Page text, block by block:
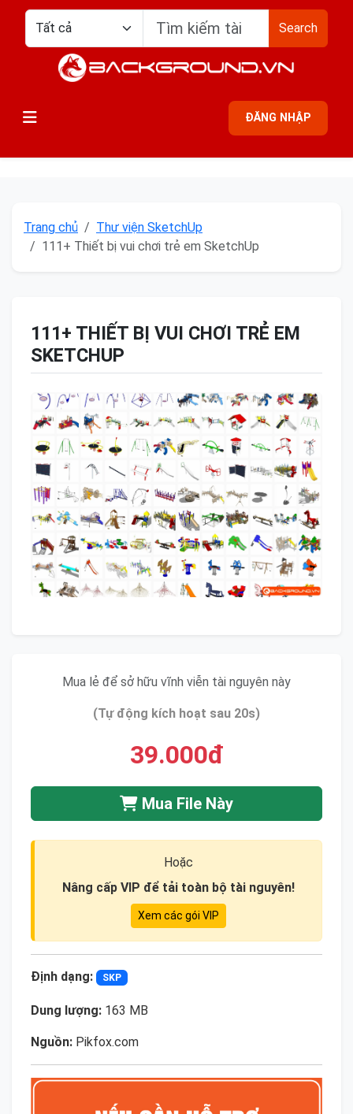
Search
ĐĂNG NHẬP
Trang chủ
Thư viện SketchUp
111+ Thiết bị vui chơi trẻ em SketchUp
111+ THIẾT BỊ VUI CHƠI TRẺ EM
SKETCHUP
Mua lẻ để sở hữu vĩnh viễn tài nguyên này
(Tự động kích hoạt sau 20s)
39.000đ
Mua File Này
Hoặc
Nâng cấp VIP để tải toàn bộ tài nguyên!
Xem các gói VIP
Định dạng: SKP
Dung lượng: 163 MB
Nguồn: Pikfox.com